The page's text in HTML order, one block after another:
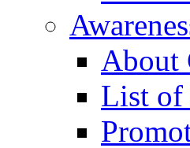
About
List of